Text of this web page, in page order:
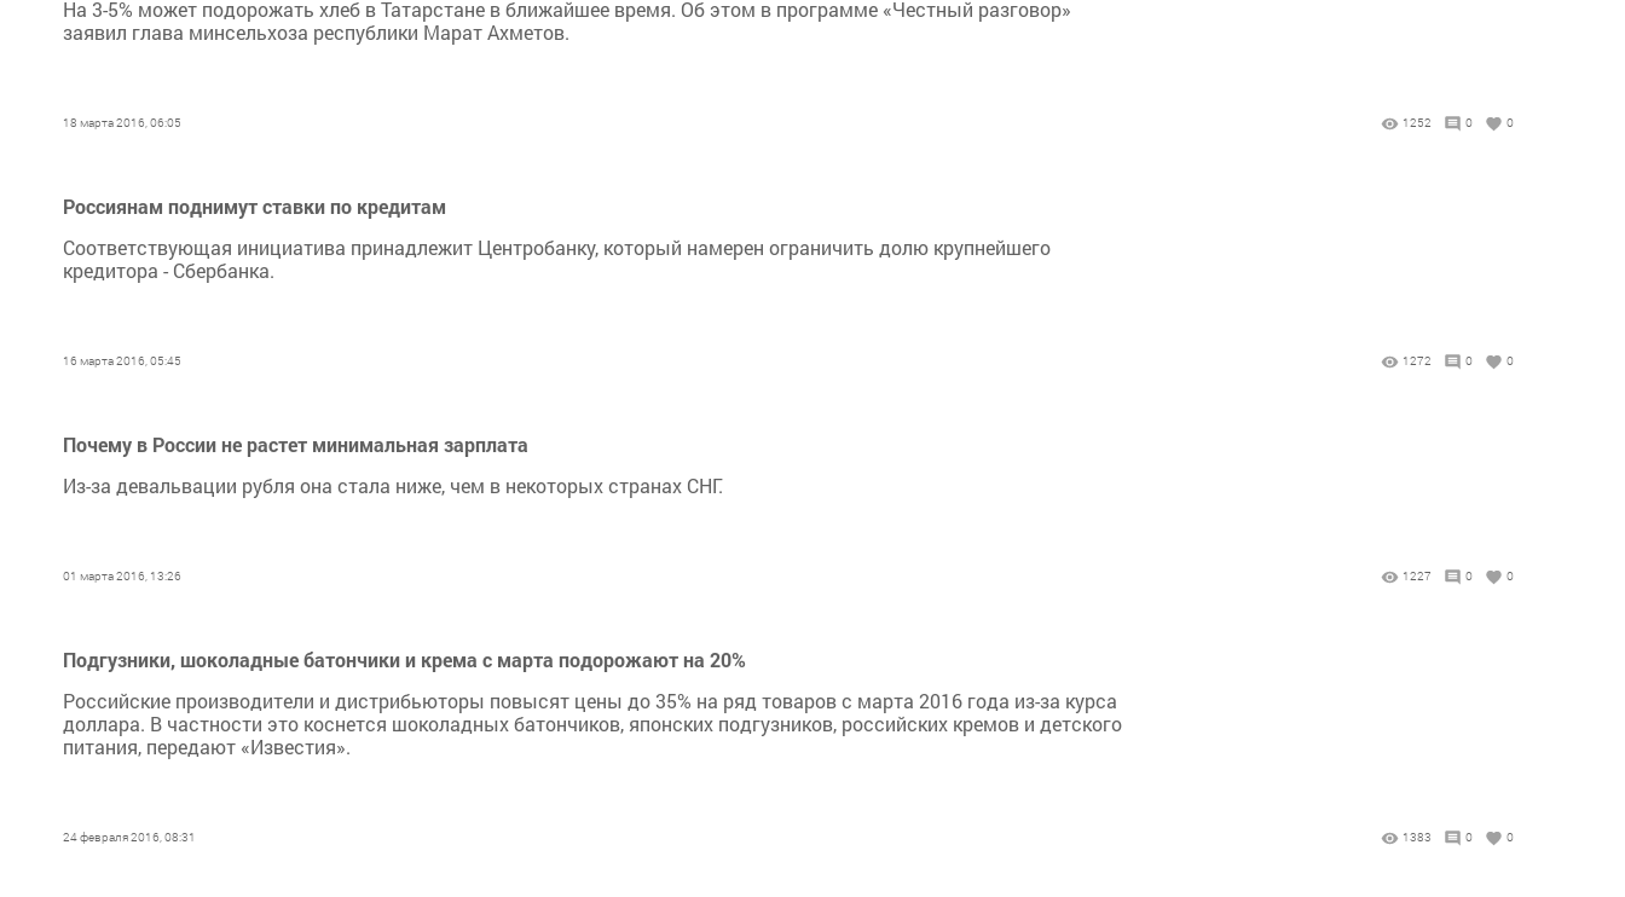
На 3-5% может подорожать хлеб в Татарстане в ближайшее время. Об этом в программе «Честный разговор»
заявил глава минсельхоза республики Марат Ахметов.
18 марта 2016, 06:05 1252 0 0
Россиянам поднимут ставки по кредитам
Соответствующая инициатива принадлежит Центробанку, который намерен ограничить долю крупнейшего
кредитора - Сбербанка.
16 марта 2016, 05:45 1272 0 0
Почему в России не растет минимальная зарплата
Из-за девальвации рубля она стала ниже, чем в некоторых странах СНГ.
01 марта 2016, 13:26 1227 0 0
Подгузники, шоколадные батончики и крема с марта подорожают на 20%
Российские производители и дистрибьюторы повысят цены до 35% на ряд товаров с марта 2016 года из-за курса
доллара. В частности это коснется шоколадных батончиков, японских подгузников, российских кремов и детского
питания, передают «Известия».
24 февраля 2016, 08:31 1383 0 0